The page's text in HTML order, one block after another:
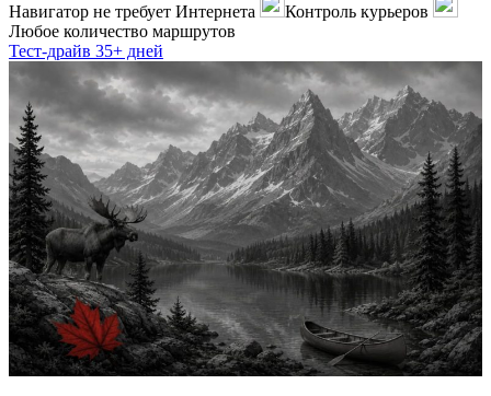
Навигатор не требует Интернета
Контроль курьеров
Любое количество маршрутов
Тест-драйв 35+ дней